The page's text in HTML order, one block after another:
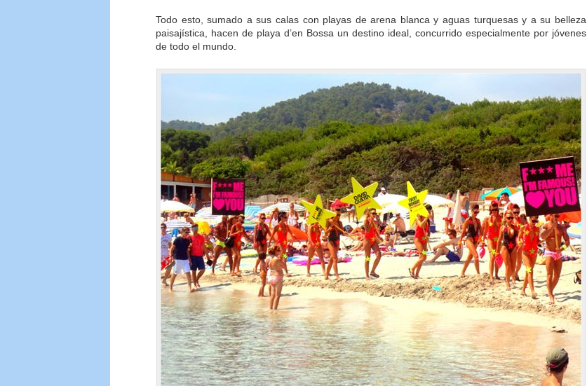
Todo esto, sumado a sus calas con playas de arena blanca y aguas turquesas y a su belleza
paisajística, hacen de playa d’en Bossa un destino ideal, concurrido especialmente por jóvenes
de todo el mundo.